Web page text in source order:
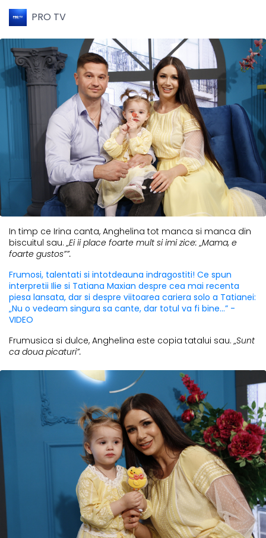
PRO TV
In timp ce Irina canta, Anghelina tot manca si manca din
biscuitul sau. „Ei ii place foarte mult si imi zice: „Mama, e
foarte gustos””.
Frumosi, talentati si intotdeauna indragostiti! Ce spun
interpretii Ilie si Tatiana Maxian despre cea mai recenta
piesa lansata, dar si despre viitoarea cariera solo a Tatianei:
„Nu o vedeam singura sa cante, dar totul va fi bine...” -
VIDEO
Frumusica si dulce, Anghelina este copia tatalui sau. „Sunt
ca doua picaturi”.